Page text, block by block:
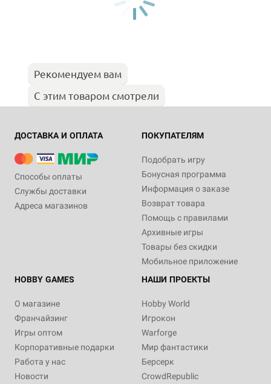
Рекомендуем вам
С этим товаром смотрели
ДОСТАВКА И ОПЛАТА
Способы оплаты
Службы доставки
Адреса магазинов
ПОКУПАТЕЛЯМ
Подобрать игру
Бонусная программа
Информация о заказе
Возврат товара
Помощь с правилами
Архивные игры
Товары без скидки
Мобильное приложение
HOBBY GAMES
О магазине
Франчайзинг
Игры оптом
Корпоративные подарки
Работа у нас
Новости
НАШИ ПРОЕКТЫ
Hobby World
Игрокон
Warforge
Мир фантастики
Берсерк
CrowdRepublic